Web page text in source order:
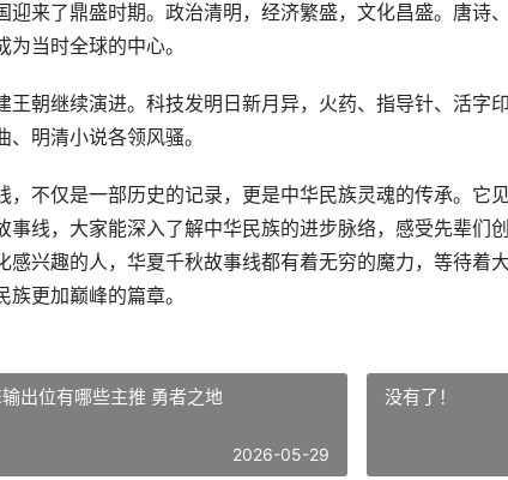
迎来了鼎盛时期。政治清明，经济繁盛，文化昌盛。唐诗
为当时全球的中心。
王朝继续演进。科技发明日新月异，火药、指导针、活字
、明清小说各领风骚。
，不仅是一部历史的记录，更是中华民族灵魂的传承。它
事线，大家能深入了解中华民族的进步脉络，感受先辈们
感兴趣的人，华夏千秋故事线都有着无穷的魔力，等待着
族更加巅峰的篇章。
出位有哪些主推 勇者之地
2026-05-29
没有了！